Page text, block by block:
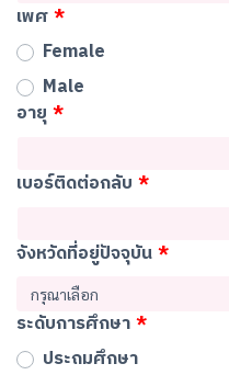
เพศ
Female
Male
อายุ
เบอร์ติดต่อกลับ
จังหวัดที่อยู่ปัจจุบัน
กรุณาเลือก
ระดับการศึกษา
ประถมศึกษา